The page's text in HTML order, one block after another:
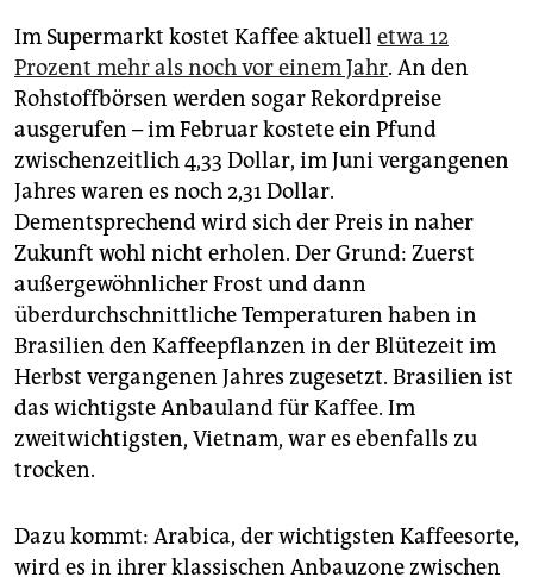
Im Supermarkt kostet Kaffee aktuell etwa 12
Prozent mehr als noch vor einem Jahr. An den
Rohstoffbörsen werden sogar Rekordpreise
ausgerufen – im Februar kostete ein Pfund
zwischenzeitlich 4,33 Dollar, im Juni vergangenen
Jahres waren es noch 2,31 Dollar.
Dementsprechend wird sich der Preis in naher
Zukunft wohl nicht erholen. Der Grund: Zuerst
außergewöhnlicher Frost und dann
überdurchschnittliche Temperaturen haben in
Brasilien den Kaffeepflanzen in der Blütezeit im
Herbst vergangenen Jahres zugesetzt. Brasilien ist
das wichtigste Anbauland für Kaffee. Im
zweitwichtigsten, Vietnam, war es ebenfalls zu
trocken.
Dazu kommt: Arabica, der wichtigsten Kaffeesorte,
wird es in ihrer klassischen Anbauzone zwischen